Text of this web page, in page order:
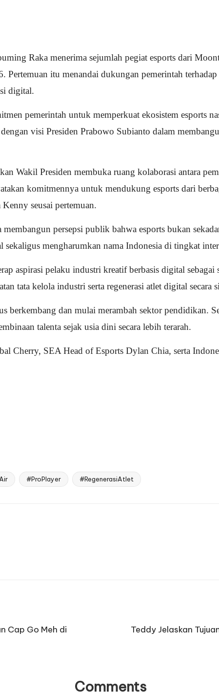
Raka menerima sejumlah pegiat esports dari
Pertemuan itu menandai dukungan pemerintah
digital.
pemerintah untuk memperkuat ekosistem esports
visi Presiden Prabowo Subianto dalam
Wakil Presiden membuka ruang kolaborasi antara
komitmennya untuk mendukung esports dari
seusai pertemuan.
persepsi publik bahwa esports bukan
mengharumkan nama Indonesia di tingkat
aspirasi pelaku industri kreatif berbasis digital
tata kelola industri serta regenerasi atlet digital secara
berkembang dan mulai merambah sektor pendidikan.
talenta sejak usia dini secara lebih terarah.
Cherry, SEA Head of Esports Dylan Chia, serta
#ProPlayer #RegenerasiAtlet
Cap Go Meh di
Teddy Jelaskan
Comments